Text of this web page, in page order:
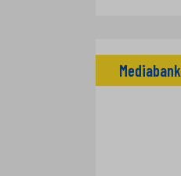
Mediabank